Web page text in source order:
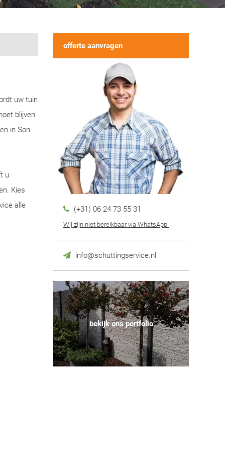
uw tuin
blijven
in Son.
u
Kies
alle
offerte aanvragen
(+31) 06 24 73 55 31
Wij zijn niet bereikbaar via WhatsApp!
info@schuttingservice.nl
bekijk ons portfolio